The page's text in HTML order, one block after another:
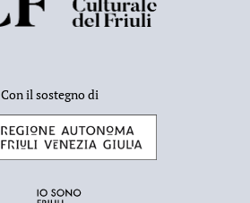
Con il sostegno di